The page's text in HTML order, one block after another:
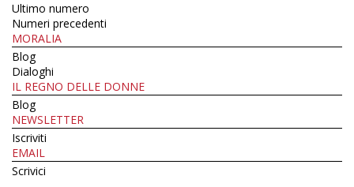
Ultimo numero
Numeri precedenti
MORALIA
Blog
Dialoghi
IL REGNO DELLE DONNE
Blog
NEWSLETTER
Iscriviti
EMAIL
Scrivici